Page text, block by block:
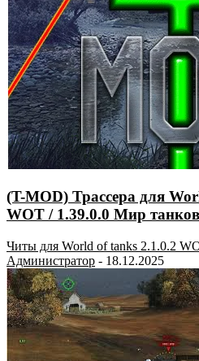
(T-MOD) Трассера для
WOT / 1.39.0.0 Мир танков
Читы для World of tanks 2.1.0.2
Администратор - 18.12.2025